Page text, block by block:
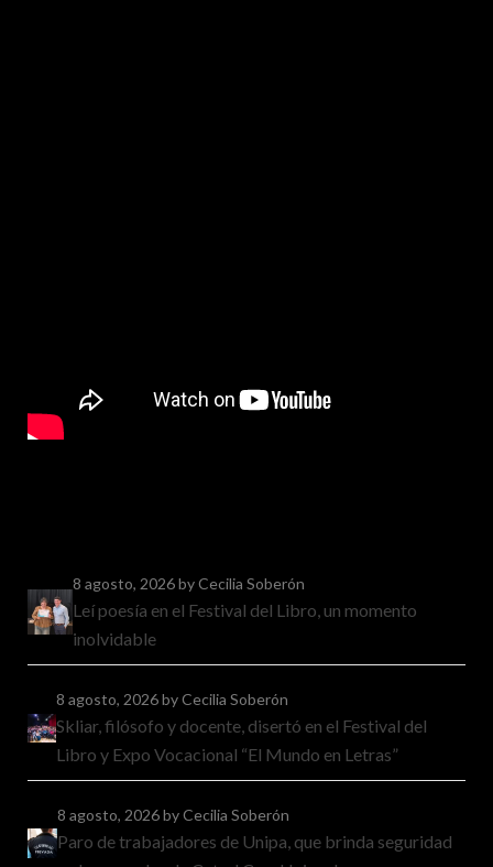
8 agosto, 2026by Cecilia Soberón
Leí poesía en el Festival del Libro, un momento
inolvidable
8 agosto, 2026by Cecilia Soberón
Skliar, filósofo y docente, disertó en el Festival del
Libro y Expo Vocacional “El Mundo en Letras”
8 agosto, 2026by Cecilia Soberón
Paro de trabajadores de Unipa, que brinda seguridad